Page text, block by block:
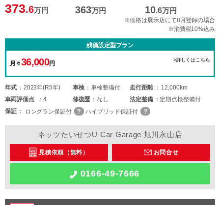
373.6万円 363万円 10.6万円
※価格は展示店にて8月登録の場合
※消費税10%込み
残価設定型プラン
月々36,000円
>詳しくはこちら
年式 2023年(R5年) 車検 車検整備付 走行距離
12,000km
車両評価点 4 修復歴 なし 法定整備
定期点検整備付
保証
ロングラン保証付 ハイブリッド保証付
ネッツたいせつU-Car Garage 旭川永山店
見積依頼（無料） お問合せ
0166-49-7666